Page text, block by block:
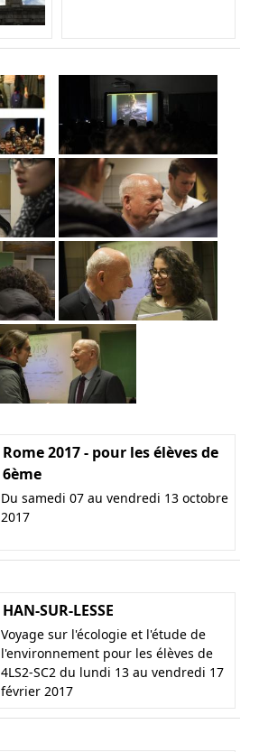
Rome 2017 - pour les élèves de
6ème
Du samedi 07 au vendredi 13 octobre
2017
HAN-SUR-LESSE
Voyage sur l'écologie et l'étude de
l'environnement pour les élèves de
4LS2-SC2 du lundi 13 au vendredi 17
février 2017